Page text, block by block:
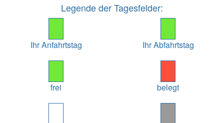
Legende der Tagesfelder:
Ihr Anfahrtstag Ihr Abfahrtstag
frei belegt